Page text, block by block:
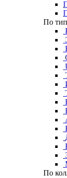
По
По